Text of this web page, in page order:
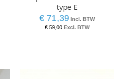
type E
€ 71,39
€ 59,00